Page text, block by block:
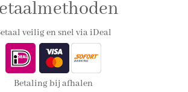
veilig en snel via iDeal
Betaling bij afhalen